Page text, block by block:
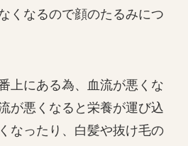
くなるので顔のたるみにつ
上にある為、血流が悪くな
が悪くなると栄養が運び込
なったり、白髪や抜け毛の